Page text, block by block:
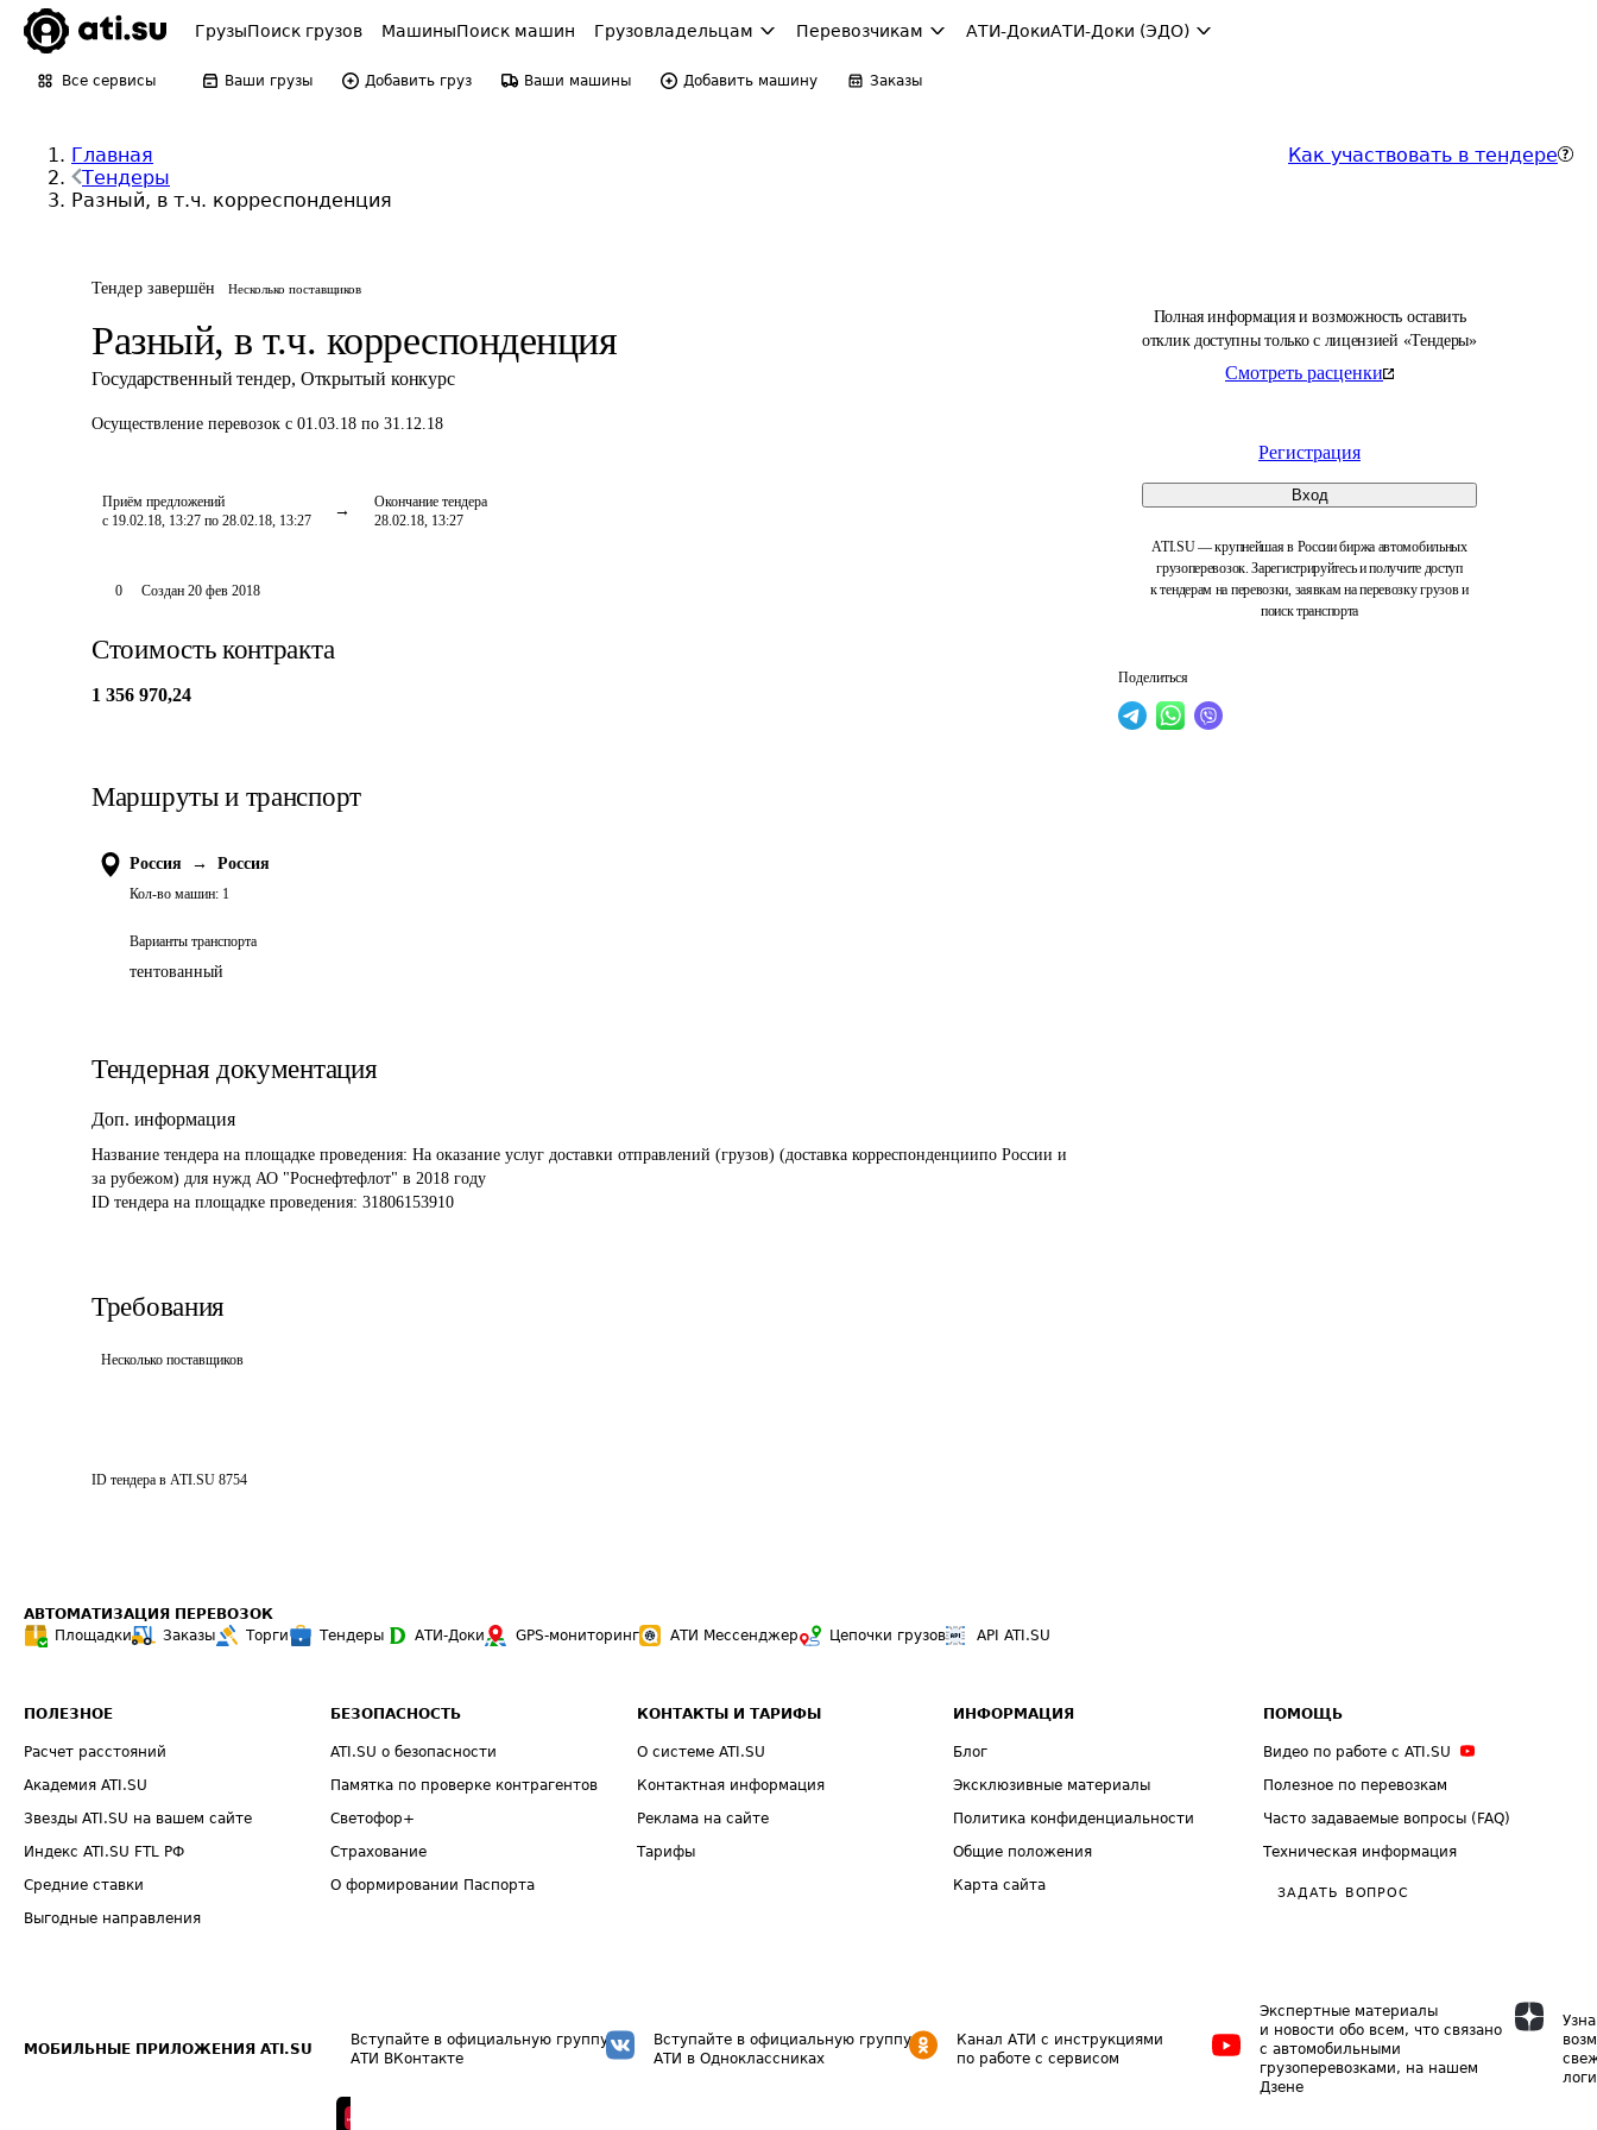
ГрузыПоиск грузов МашиныПоиск машин Грузовладельцам Перевозчикам АТИ-ДокиАТИ-Доки (ЭДО)
Все сервисы Ваши грузы Добавить груз Ваши машины Добавить машину Заказы
Главная
Тендеры
Разный, в т.ч. корреспонденция
Как участвовать в тендере
Тендер завершён Несколько поставщиков
Разный, в т.ч. корреспонденция
Государственный тендер, Открытый конкурс
Осуществление перевозок с 01.03.18 по 31.12.18
Приём предложений
с 19.02.18, 13:27 по 28.02.18, 13:27
Окончание тендера
28.02.18, 13:27
Полная информация и возможность оставить
отклик доступны только с лицензией «Тендеры»
Смотреть расценки
Регистрация
Вход
ATI.SU — крупнейшая в России биржа автомобильных
грузоперевозок. Зарегистрируйтесь и получите доступ
к тендерам на перевозки, заявкам на перевозку грузов и
поиск транспорта
Поделиться
0 Создан 20 фев 2018
Стоимость контракта
1 356 970,24
Маршруты и транспорт
Россия → Россия
Кол-во машин: 1
Варианты транспорта
тентованный
Тендерная документация
Доп. информация
Название тендера на площадке проведения: На оказание услуг доставки отправлений (грузов) (доставка корреспонденциипо России и
за рубежом) для нужд АО "Роснефтефлот" в 2018 году
ID тендера на площадке проведения: 31806153910
Требования
Несколько поставщиков
ID тендера в ATI.SU 8754
АВТОМАТИЗАЦИЯ ПЕРЕВОЗОК
Площадки
Заказы Торги Тендеры АТИ-Доки GPS-мониторинг АТИ Мессенджер Цепочки грузов API ATI.SU
ПОЛЕЗНОЕ
Расчет расстояний
Академия ATI.SU
Звезды ATI.SU на вашем сайте
Индекс ATI.SU FTL РФ
Средние ставки
Выгодные направления
БЕЗОПАСНОСТЬ
ATI.SU о безопасности
Памятка по проверке контрагентов
Светофор+
Страхование
О формировании Паспорта
КОНТАКТЫ И ТАРИФЫ
О системе ATI.SU
Контактная информация
Реклама на сайте
Тарифы
ИНФОРМАЦИЯ
Блог
Эксклюзивные материалы
Политика конфиденциальности
Общие положения
Карта сайта
ПОМОЩЬ
Видео по работе с ATI.SU
Полезное по перевозкам
Часто задаваемые вопросы (FAQ)
Техническая информация
ЗАДАТЬ ВОПРОС
МОБИЛЬНЫЕ ПРИЛОЖЕНИЯ ATI.SU
Вступайте в официальную группу
АТИ ВКонтакте
Вступайте в официальную группу
АТИ в Одноклассниках
Канал АТИ с инструкциями
по работе с сервисом
Экспертные материалы
и новости обо всем, что связано
с автомобильными
грузоперевозками, на нашем
Дзене